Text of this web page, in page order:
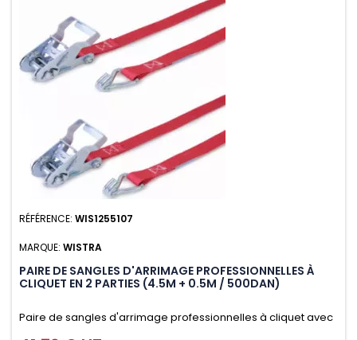
RÉFÉRENCE: WIS1255107
MARQUE: WISTRA
PAIRE DE SANGLES D'ARRIMAGE PROFESSIONNELLES À
CLIQUET EN 2 PARTIES (4.5M + 0.5M / 500DAN)
Paire de sangles d'arrimage professionnelles à cliquet avec